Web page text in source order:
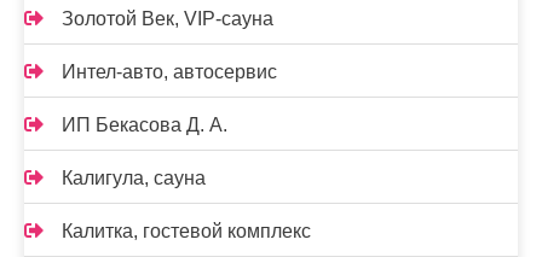
Золотой Век, VIP-сауна
Интел-авто, автосервис
ИП Бекасова Д. А.
Калигула, сауна
Калитка, гостевой комплекс